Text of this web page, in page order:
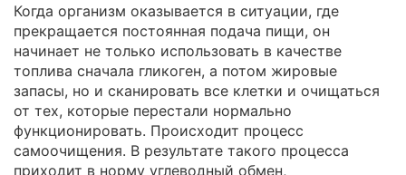
Когда организм оказывается в ситуации, где
прекращается постоянная подача пищи, он
начинает не только использовать в качестве
топлива сначала гликоген, а потом жировые
запасы, но и сканировать все клетки и очищаться
от тех, которые перестали нормально
функционировать. Происходит процесс
самоочищения. В результате такого процесса
приходит в норму углеводный обмен,